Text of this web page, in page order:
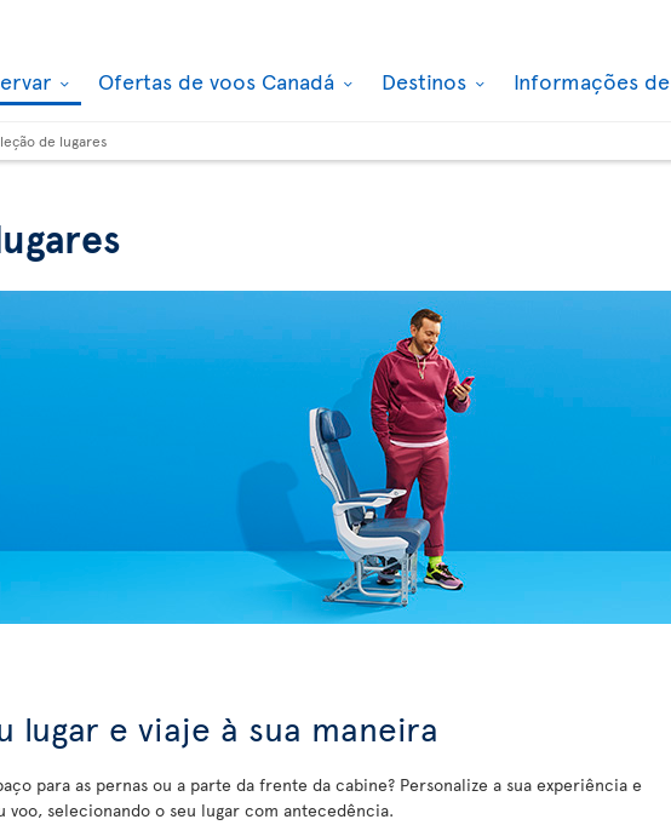
Ofertas de voos Canadá Destinos Informações
de lugares
lugar e viaje à sua maneira
para as pernas ou a parte da frente da cabine? Personalize a sua experiência e
voo, selecionando o seu lugar com antecedência.